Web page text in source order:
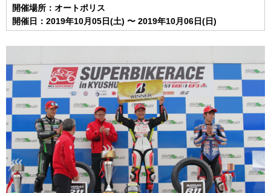
開催場所：オートポリス
開催日：2019年10月05日(土) 〜 2019年10月06日(日)